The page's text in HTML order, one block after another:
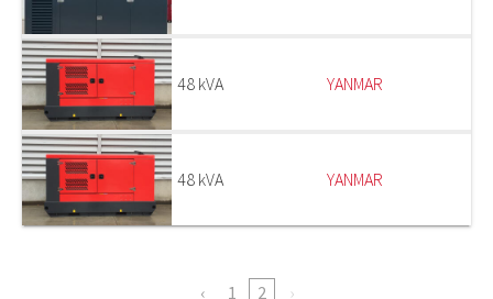
48 kVA YANMAR
48 kVA YANMAR
1 2